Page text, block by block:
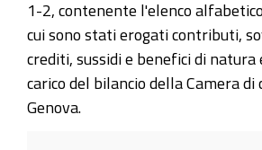
1-2, contenente l'elenco
cui sono stati erogati contributi,
crediti, sussidi e benefici di natura
carico del bilancio della Camera di
Genova.